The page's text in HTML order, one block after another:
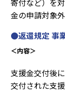
寄付など）を
金の申請対象外
●返還規定 事
＜内容＞
支援金交付後
交付された支